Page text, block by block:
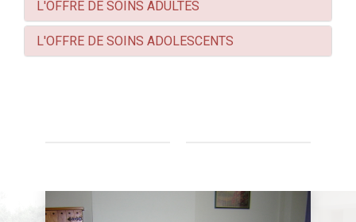
L'OFFRE DE SOINS ADULTES
L'OFFRE DE SOINS ADOLESCENTS